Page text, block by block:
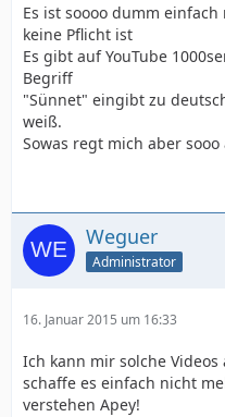
Es ist soooo dumm
keine Pflicht ist
Es gibt auf YouTube
Begriff
"Sünnet" eingibt zu
weiß.
Sowas regt mich aber
Weguer
Administrator
16. Januar 2015 um 16:33
Ich kann mir solche
schaffe es einfach nicht
verstehen Apey!